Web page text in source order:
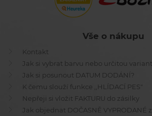
Vše o nákupu
Kontakt
Jak si vybrat barvu nebo určitou
Jak si posunout DATUM DODÁNÍ?
K čemu slouží funkce ,,HLÍDACÍ PES"
Nepřeji si vložit FAKTURU do zásilky
Jak objednat DOČASNĚ VYPRODANÉ